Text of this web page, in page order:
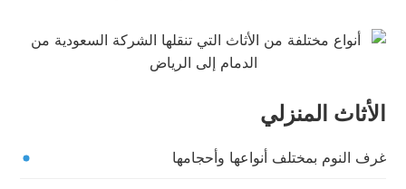
الأثاث المنزلي
غرف النوم بمختلف أنواعها وأحجامها